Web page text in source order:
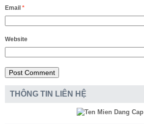
Email *
Website
THÔNG TIN LIÊN HỆ